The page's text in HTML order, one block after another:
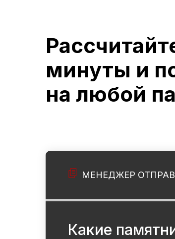
минуты и
на любой
МЕНЕДЖЕР
Какие